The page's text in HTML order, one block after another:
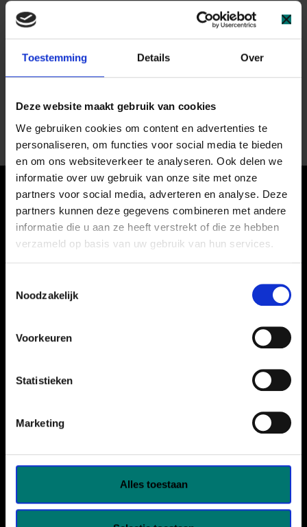
Toestemming Details Over
Deze website maakt gebruik van cookies
We gebruiken cookies om content en advertenties te
personaliseren, om functies voor social media te bieden
en om ons websiteverkeer te analyseren. Ook delen we
informatie over uw gebruik van onze site met onze
partners voor social media, adverteren en analyse. Deze
partners kunnen deze gegevens combineren met andere
informatie die u aan ze heeft verstrekt of die ze hebben
verzameld op basis van uw gebruik van hun services.
Noodzakelijk
Voorkeuren
Statistieken
Marketing
Alles toestaan
Adres do odwiedzin
Kanaalstraat 2
2741 HH Waddinxveen
Holandia
Skontaktuj się z naszym
zespołem